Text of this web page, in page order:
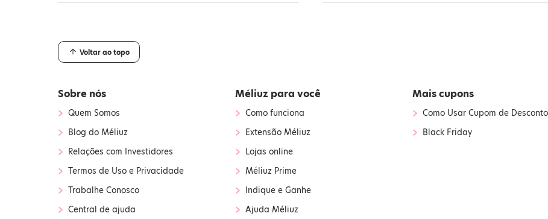
Voltar ao topo
Sobre nós
› Quem Somos
› Blog do Méliuz
› Relações com Investidores
› Termos de Uso e Privacidade
› Trabalhe Conosco
› Central de ajuda
Méliuz para você
› Como funciona
› Extensão Méliuz
› Lojas online
› Méliuz Prime
› Indique e Ganhe
› Ajuda Méliuz
Mais cupons
› Como Usar Cupom de
› Black Friday